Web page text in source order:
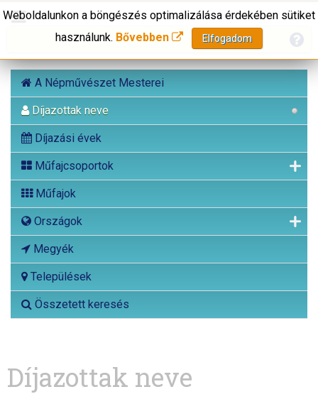
A Népművészet Mesterei
Díjazottak neve
Díjazási évek
Műfajcsoportok
Műfajok
Országok
Megyék
Települések
Összetett keresés
Weboldalunkon a böngészés optimalizálása érdekében sütiket
használunk. Bővebben Elfogadom
Díjazottak neve